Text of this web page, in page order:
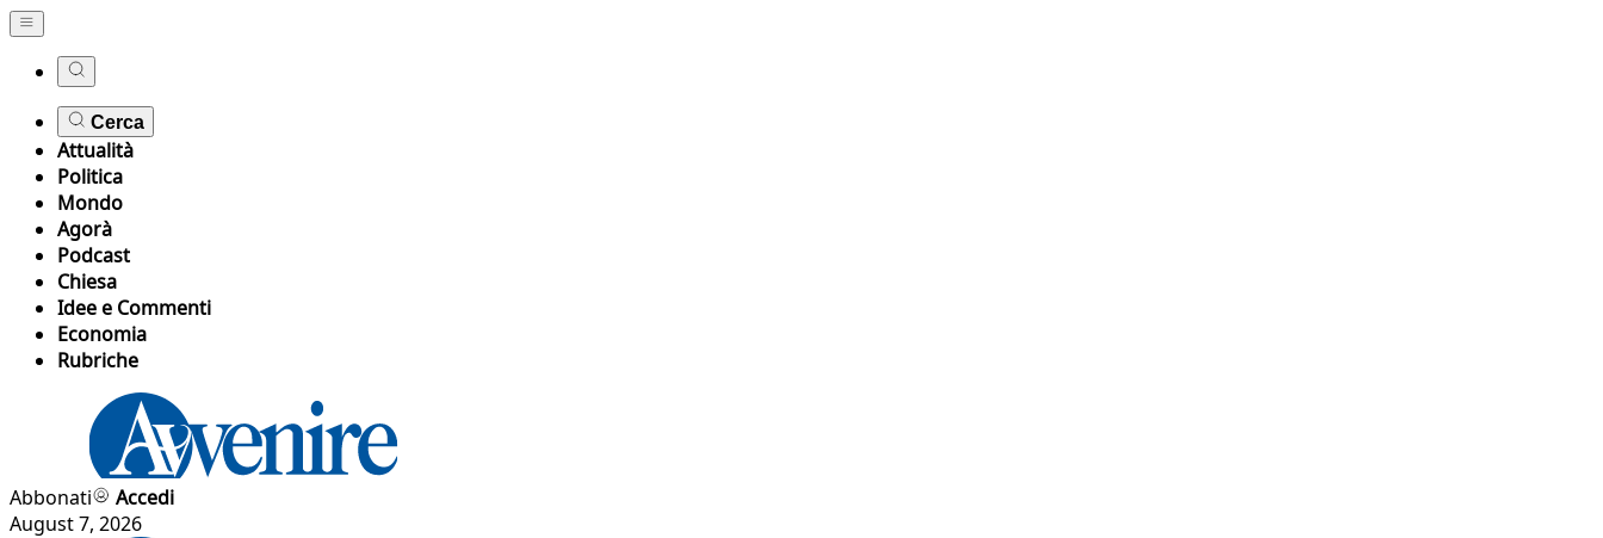
Cerca
Attualità
Politica
Mondo
Agorà
Podcast
Chiesa
Idee e Commenti
Economia
Rubriche
Abbonati
Accedi
August 7, 2026